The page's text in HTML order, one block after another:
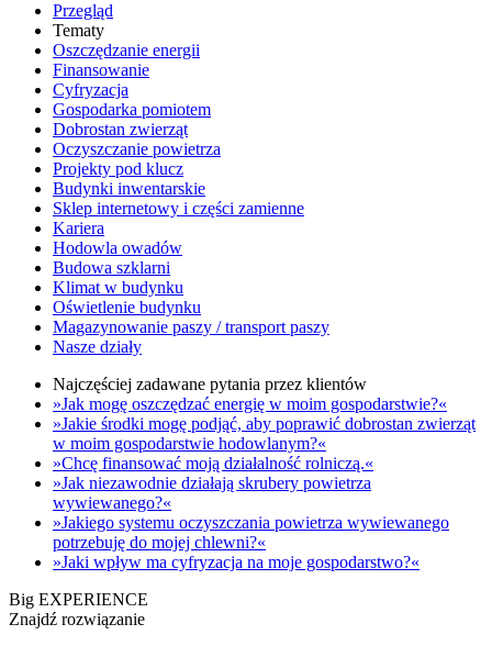
Przegląd
Tematy
​Oszczędzanie energii
Finansowanie
Cyfryzacja
Gospodarka pomiotem
Dobrostan zwierząt
Oczyszczanie powietrza
Projekty pod klucz
Budynki inwentarskie
Sklep internetowy i części zamienne
Kariera
Hodowla owadów
Budowa szklarni
Klimat w budynku
Oświetlenie budynku
Magazynowanie paszy / transport paszy
Nasze działy
Najczęściej zadawane pytania przez klientów
»Jak mogę oszczędzać energię w moim gospodarstwie?«
»Jakie środki mogę podjąć, aby poprawić dobrostan zwierząt
w moim gospodarstwie hodowlanym?«
»Chcę finansować moją działalność rolniczą.«
»Jak niezawodnie działają skrubery powietrza
wywiewanego?«
»Jakiego systemu oczyszczania powietrza wywiewanego
potrzebuję do mojej chlewni?«
»Jaki wpływ ma cyfryzacja na moje gospodarstwo?«
Big EXPERIENCE
Znajdź rozwiązanie